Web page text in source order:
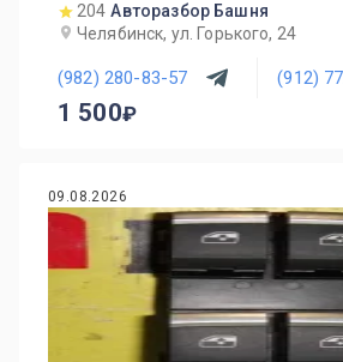
204 Авторазбор Башня
Челябинск, ул. Горького, 24
(982) 280-83-57 (912)
1 500
09.08.2026